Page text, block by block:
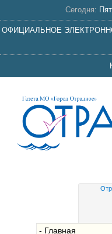
Сегодня:
ОФИЦИАЛЬНОЕ